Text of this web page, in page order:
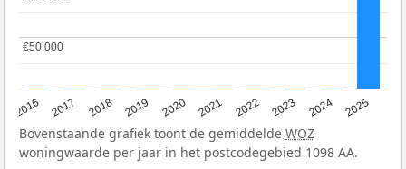
2016 2017 2018 2019 2020 2021 2022 2023 2024 2025
€50.000
€50.000
Bovenstaande grafiek toont de gemiddelde WOZ
woningwaarde per jaar in het postcodegebied 1098 AA.